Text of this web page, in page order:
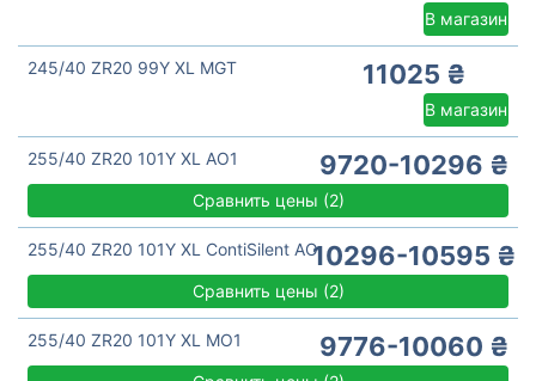
В магазин
245/40 ZR20 99Y XL MGT 11025 ₴
В магазин
255/40 ZR20 101Y XL AO1 9720-10296 ₴
Сравнить цены (2)
255/40 ZR20 101Y XL ContiSilent AO10296-10595 ₴
Сравнить цены (2)
255/40 ZR20 101Y XL MO1 9776-10060 ₴